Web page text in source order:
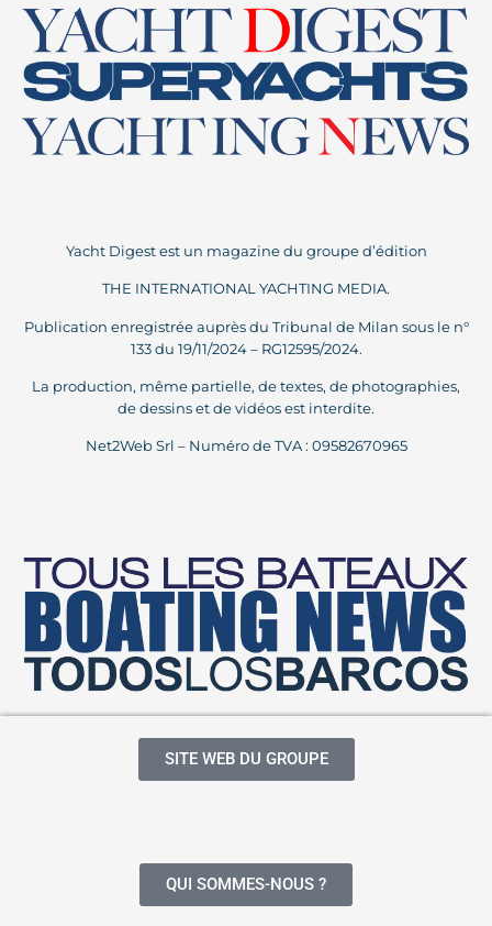
Yacht Digest est un magazine du groupe d’édition
THE INTERNATIONAL YACHTING MEDIA.
Publication enregistrée auprès du Tribunal de Milan sous le n°
133 du 19/11/2024 – RG12595/2024.
La production, même partielle, de textes, de photographies,
de dessins et de vidéos est interdite.
Net2Web Srl – Numéro de TVA : 09582670965
SITE WEB DU GROUPE
QUI SOMMES-NOUS ?